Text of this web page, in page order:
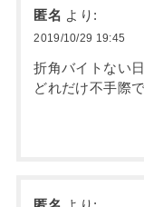
匿名 より:
2019/10/29 19:45
折角バイトない
どれだけ不手際